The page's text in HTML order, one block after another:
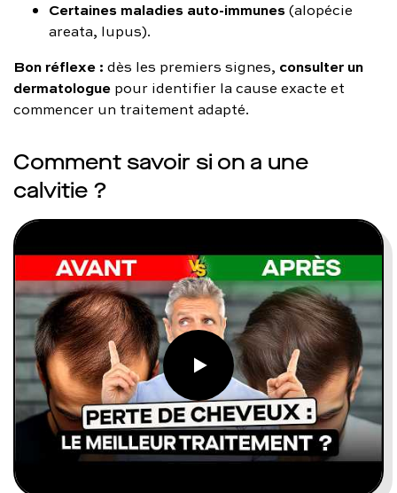
Certaines maladies auto-immunes(alopécie
areata, lupus).
Bon réflexe : dès les premiers signes, consulter un
dermatologue pour identifier la cause exacte et
commencer un traitement adapté.
Comment savoir si on a une
calvitie ?